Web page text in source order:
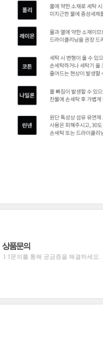
상품문의
1:1문의를 통해 궁금증을 해결하세요.